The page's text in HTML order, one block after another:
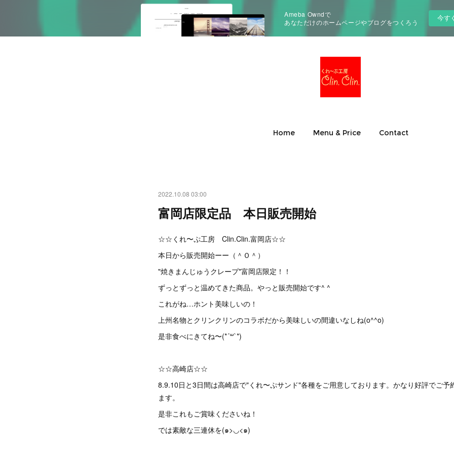
Ameba Owndで
あなただけのホームページやブログをつくろう
今す
Home Menu & Price Contact
2022.10.08 03:00
富岡店限定品 本日販売開始
☆☆くれ〜ぷ工房 Clin.Clin.富岡店☆☆
本日から販売開始ーー（＾Ｏ＾）
"焼きまんじゅうクレープ"富岡店限定！！
ずっとずっと温めてきた商品。やっと販売開始です^ ^
これがね…ホント美味しいの！
上州名物とクリンクリンのコラボだから美味しいの間違いなしね(o^^o)
是非食べにきてね〜(*´꒳`*)
☆☆高崎店☆☆
8.9.10日と3日間は高崎店で"くれ〜ぷサンド"各種をご用意しております。かなり好評でご予
ます。
是非これもご賞味くださいね！
では素敵な三連休を(๑>◡<๑)